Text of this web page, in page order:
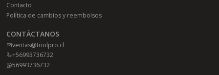
Contacto
Política de cambios y reembolsos
CONTÁCTANOS
ventas@toolpro.cl
+56993736732
56993736732